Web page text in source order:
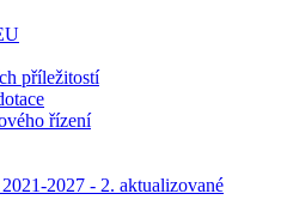
příležitostí
řízení
2027 - 2. aktualizované